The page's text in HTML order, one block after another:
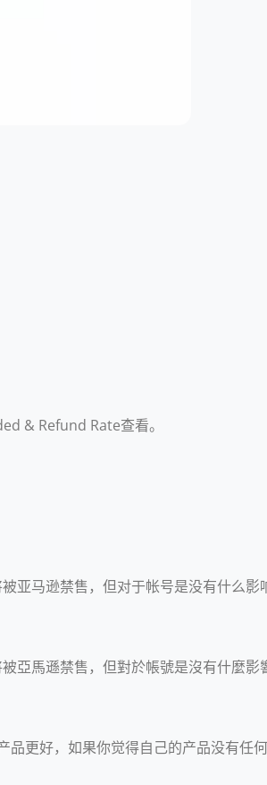
& Refund Rate查看。
亚马逊禁售，但对于帐号是没有什么影
亞馬遜禁售，但對於帳號是沒有什麼影
更好，如果你觉得自己的产品没有任何